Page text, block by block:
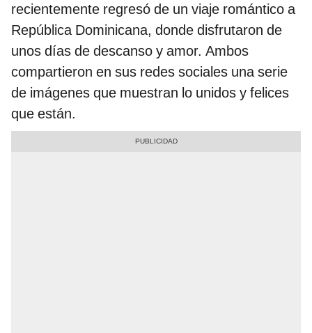
recientemente regresó de un viaje romántico a
República Dominicana, donde disfrutaron de
unos días de descanso y amor. Ambos
compartieron en sus redes sociales una serie
de imágenes que muestran lo unidos y felices
que están.